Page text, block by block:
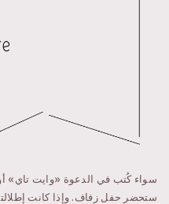
سواء كُتب في الدعوة «وايت تاي»
ستحضر حفل زفاف. وإذا كانت